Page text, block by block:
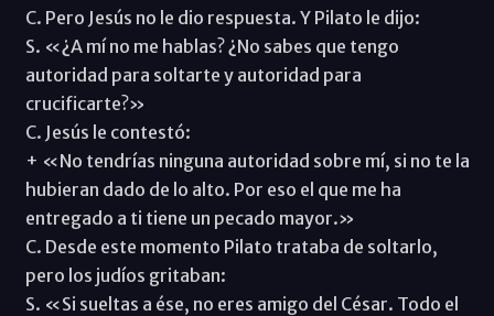
C. Pero Jesús no le dio respuesta. Y Pilato le dijo:
S. «¿A mí no me hablas? ¿No sabes que tengo
autoridad para soltarte y autoridad para
crucificarte?»
C. Jesús le contestó:
+ «No tendrías ninguna autoridad sobre mí, si no te la
hubieran dado de lo alto. Por eso el que me ha
entregado a ti tiene un pecado mayor.»
C. Desde este momento Pilato trataba de soltarlo,
pero los judíos gritaban:
S. «Si sueltas a ése, no eres amigo del César. Todo el